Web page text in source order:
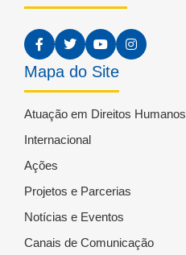
Mapa do Site
Atuação em Direitos Humanos
Internacional
Ações
Projetos e Parcerias
Notícias e Eventos
Canais de Comunicação